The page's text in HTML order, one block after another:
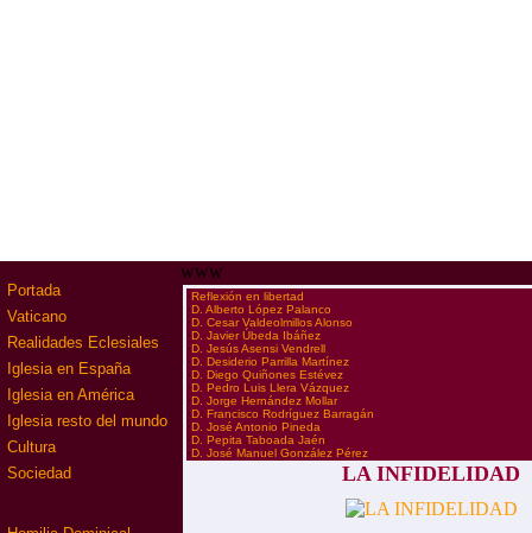
Portada
Vaticano
Realidades Eclesiales
Iglesia en España
Iglesia en América
Iglesia resto del mundo
Cultura
Sociedad
www
·Reflexión en libertad
·D. Alberto López Palanco
·D. Cesar Valdeolmillos Alonso
·D. Javier Úbeda Ibáñez
·D. Jesús Asensi Vendrell
·D. Desiderio Parrilla Martínez
·D. Diego Quiñones Estévez
·D. Pedro Luis Llera Vázquez
·D. Jorge Hernández Mollar
·D. Francisco Rodríguez Barragán
·D. José Antonio Pineda
·D. Pepita Taboada Jaén
·D. José Manuel González Pérez
LA INFIDELIDAD